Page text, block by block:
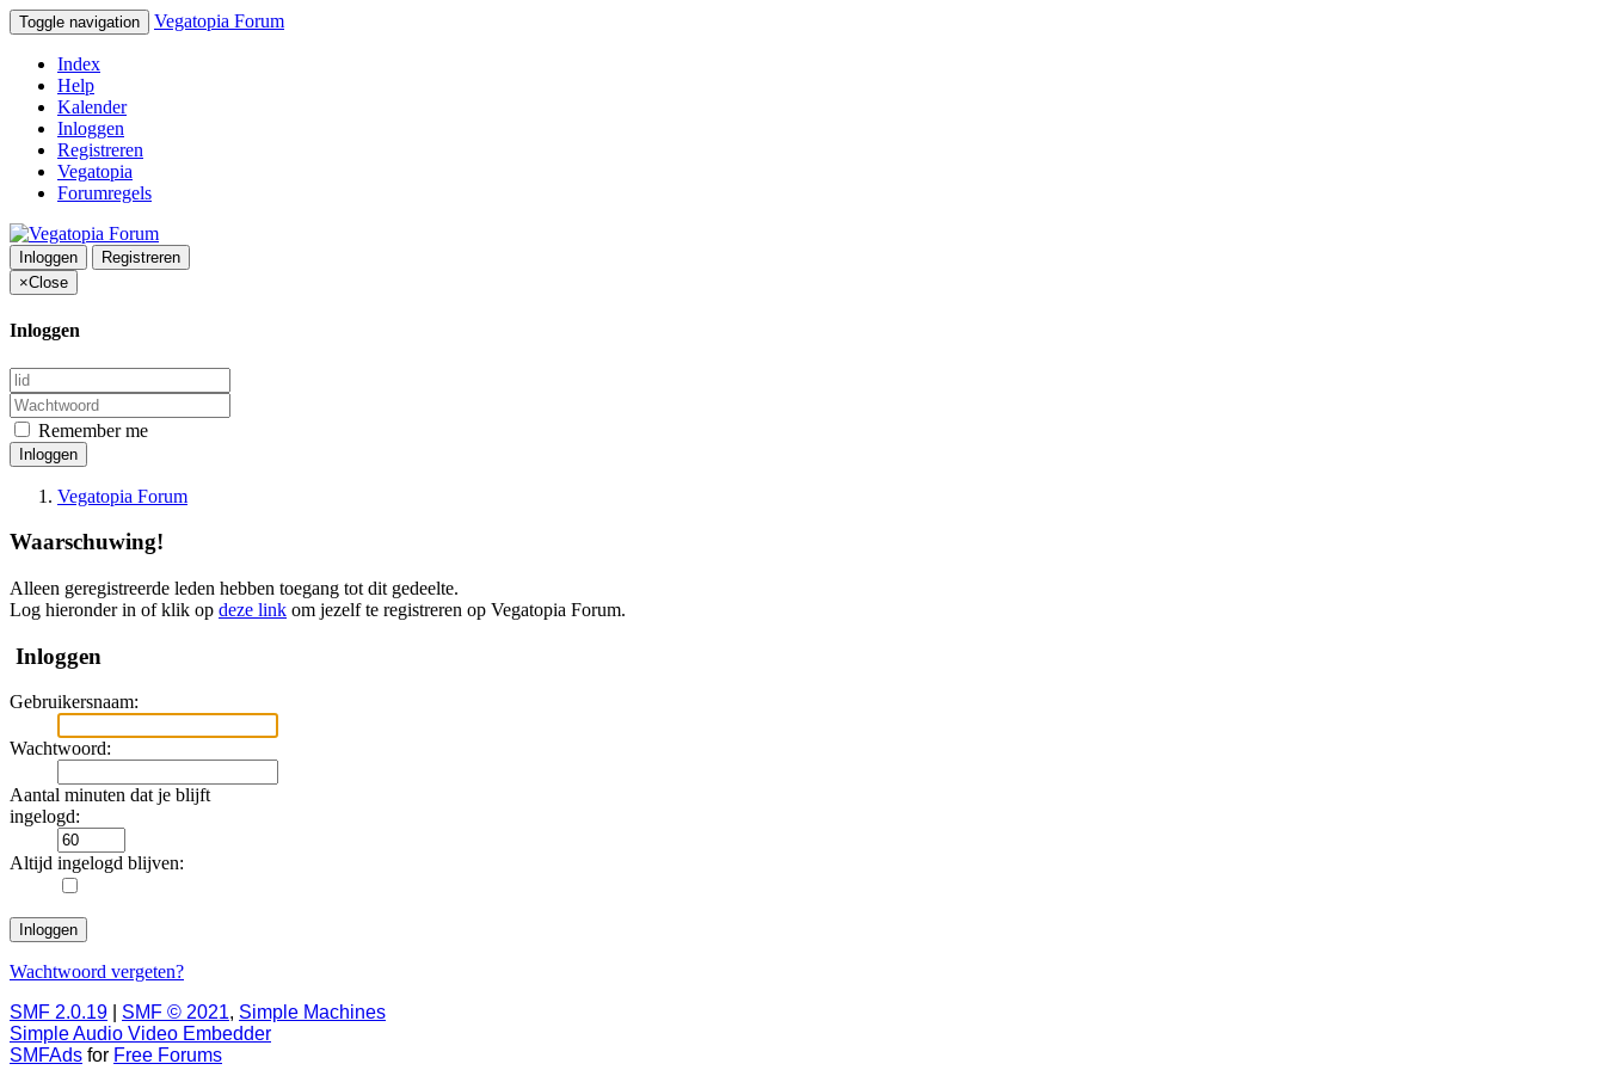
Toggle navigation Vegatopia Forum
Index
Help
Kalender
Inloggen
Registreren
Vegatopia
Forumregels
Inloggen
Registreren
×Close
Inloggen
Remember me
Inloggen
Vegatopia Forum
Waarschuwing!
Alleen geregistreerde leden hebben toegang tot dit gedeelte.
Log hieronder in of klik op deze link om jezelf te registreren op Vegatopia Forum.
Inloggen
Gebruikersnaam:
Wachtwoord:
Aantal minuten dat je blijft
ingelogd:
Altijd ingelogd blijven:
Wachtwoord vergeten?
SMF 2.0.19
SMF © 2021, Simple Machines
Simple Audio Video Embedder
SMFAds for Free Forums